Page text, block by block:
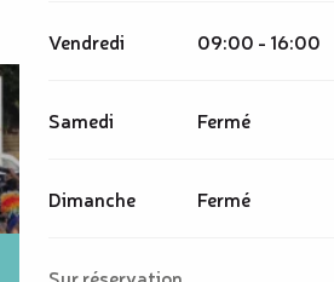
Vendredi 09:00 - 16:00
Samedi Fermé
Dimanche Fermé